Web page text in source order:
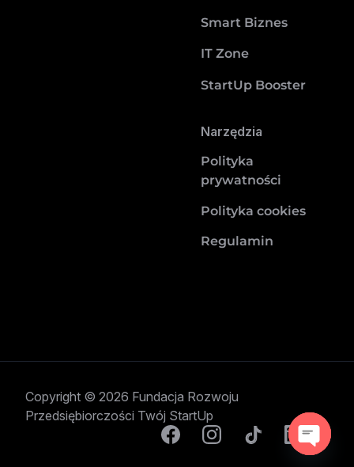
Smart Biznes
IT Zone
StartUp Booster
Narzędzia
Polityka
prywatności
Polityka cookies
Regulamin
Copyright © 2026 Fundacja Rozwoju
Przedsiębiorczości Twój StartUp